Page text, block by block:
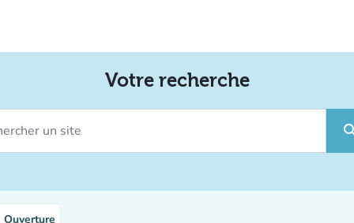
Votre recherche
Ouverture